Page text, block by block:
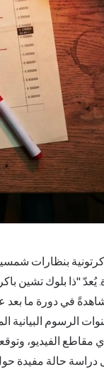
"ذا بلوك تشين
الرسوم البيانية
مقاطع الفيديو،
حالة مفيدة